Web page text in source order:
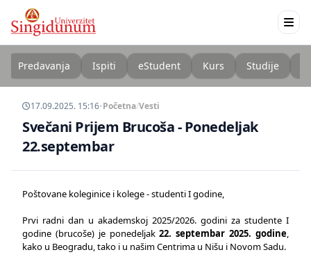
Predavanja Ispiti eStudent Kurs Studije
17.09.2025. 15:16•Početna/Vesti
Svečani Prijem Brucoša - Ponedeljak
22.septembar
Poštovane koleginice i kolege - studenti I godine,
Prvi radni dan u akademskoj 2025/2026. godini za studente I
godine (brucoše) je ponedeljak22. septembar 2025. godine,
kako u Beogradu, tako i u našim Centrima u Nišu i Novom Sadu.